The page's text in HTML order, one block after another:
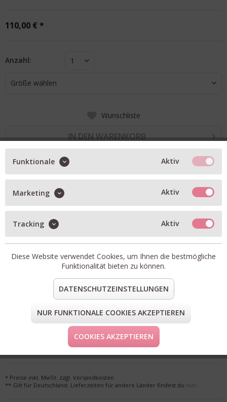
110,00 € *
Anzahl: 1
Größe wählen
Wunschliste
IN DEN WARENKORB
BESCHREIBUNG
Sweat Atubay in bordeaux / wine lees
oversized geschnitten
mit Rundhalsausschnitt
softe Haptik
Artikel-Nr.:
ATU03D-WINE-LEES
98% Baumwolle, 2% Elasthan
teilen
pin it mail
FORM & GRÖSSE
LIEFERUNG & KOSTENLOSE RETOURE
* Preise inkl. MwSt. zzgl. Versandkosten
** Gilt für Deutschland. Lieferzeiten für andere Länder findest du hier.
Funktionale Aktiv
Marketing Aktiv
Tracking Aktiv
Diese Website verwendet Cookies, um Ihnen die bestmögliche
Funktionalität bieten zu können.
DATENSCHUTZEINSTELLUNGEN
NUR FUNKTIONALE COOKIES AKZEPTIEREN
COOKIES AKZEPTIEREN